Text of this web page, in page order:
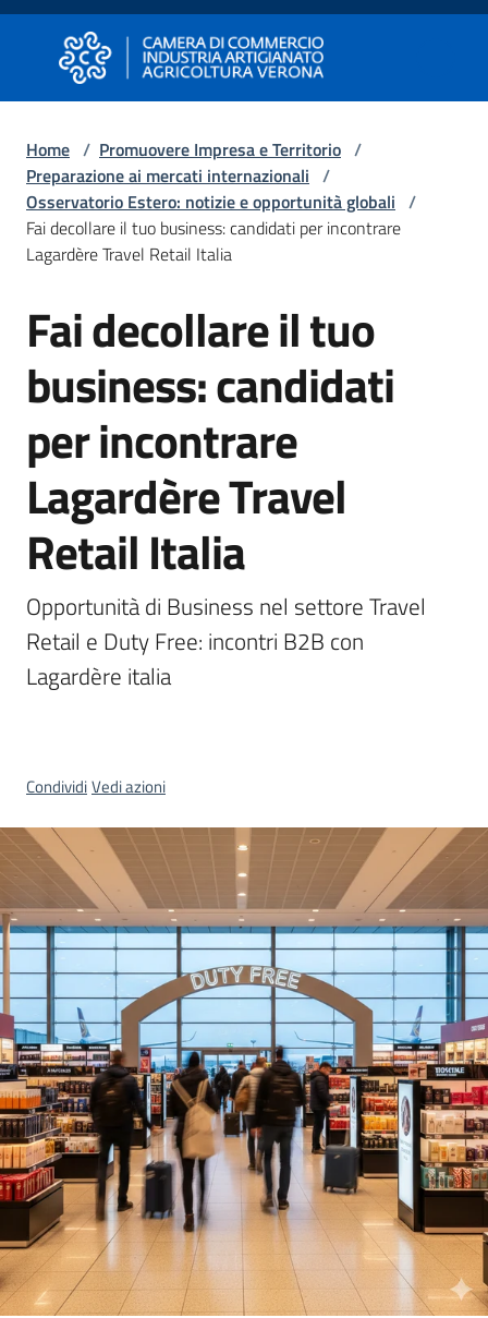
Vai al contenuto
Vai alla navigazione
Vai al footer
Camera di Commercio di Verona
Camera di Commercio di Verona
Avviare
Impresa
Impresa
Impresa
e
Territorio
Tutelare
Impresa
e
Consumatore
e
Sostenibile
La
Camera
Seguici
su
Home / Promuovere Impresa e Territorio /
Preparazione ai mercati internazionali /
Osservatorio Estero: notizie e opportunità globali /
Fai decollare il tuo business: candidati per incontrare
Lagardère Travel Retail Italia
Salta al contenuto
Fai decollare il tuo
business: candidati
per incontrare
Lagardère Travel
Retail Italia
Opportunità di Business nel settore Travel
Retail e Duty Free: incontri B2B con
Lagardère italia
CondividiVedi azioni